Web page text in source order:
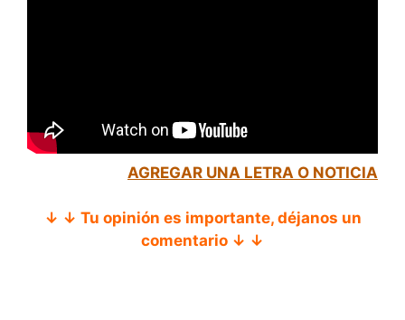
AGREGAR UNA LETRA O NOTICIA
↓ ↓ Tu opinión es importante, déjanos un
comentario ↓ ↓